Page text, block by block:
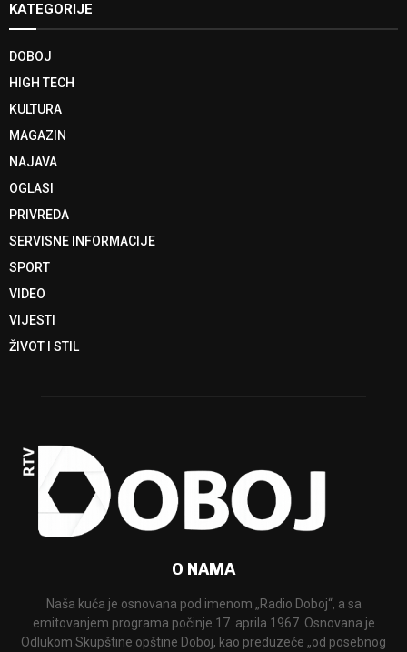
KATEGORIJE
DOBOJ
HIGH TECH
KULTURA
MAGAZIN
NAJAVA
OGLASI
PRIVREDA
SERVISNE INFORMACIJE
SPORT
VIDEO
VIJESTI
ŽIVOT I STIL
O NAMA
Naša kuća je osnovana pod imenom „Radio Doboj“, a sa
emitovanjem programa počinje 17. aprila 1967. Osnovana je
Odlukom Skupštine opštine Doboj, kao preduzeće „od posebnog